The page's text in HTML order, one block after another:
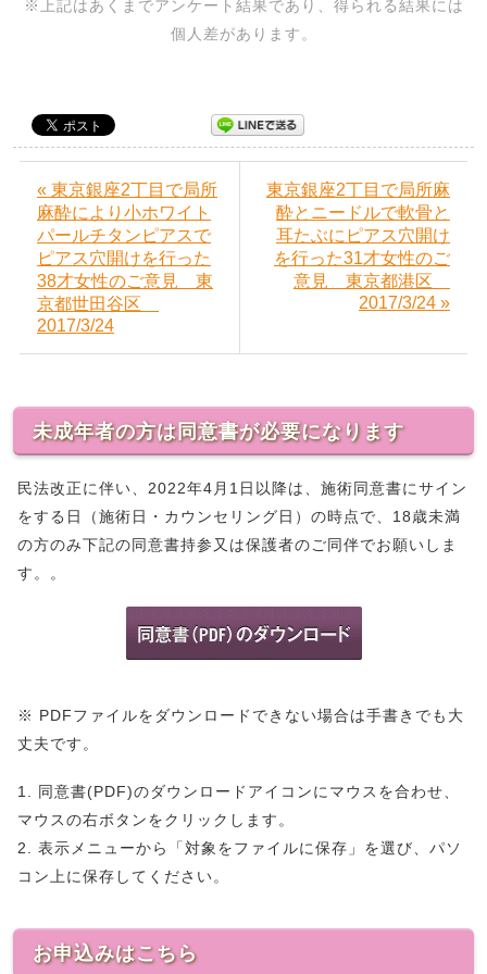
※上記はあくまでアンケート結果であり、得られる結果には
個人差があります。
« 東京銀座2丁目で局所
麻酔により小ホワイト
パールチタンピアスで
ピアス穴開けを行った
38才女性のご意見 東
京都世田谷区
2017/3/24
東京銀座2丁目で局所麻
酔とニードルで軟骨と
耳たぶにピアス穴開け
を行った31才女性のご
意見 東京都港区
2017/3/24 »
未成年者の方は同意書が必要になります
民法改正に伴い、2022年4月1日以降は、施術同意書にサイン
をする日（施術日・カウンセリング日）の時点で、18歳未満
の方のみ下記の同意書持参又は保護者のご同伴でお願いしま
す。。
※ PDFファイルをダウンロードできない場合は手書きでも大
丈夫です。
1. 同意書(PDF)のダウンロードアイコンにマウスを合わせ、
マウスの右ボタンをクリックします。
2. 表示メニューから「対象をファイルに保存」を選び、パソ
コン上に保存してください。
お申込みはこちら